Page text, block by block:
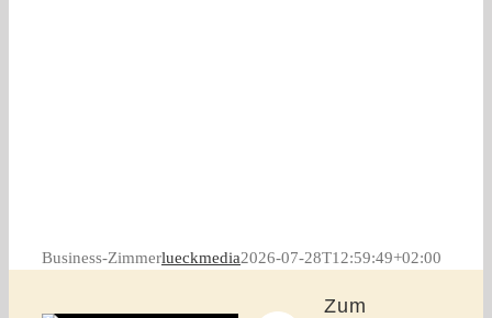
Business-Zimmerlueckmedia2026-07-28T12:59:49+02:00
Zum